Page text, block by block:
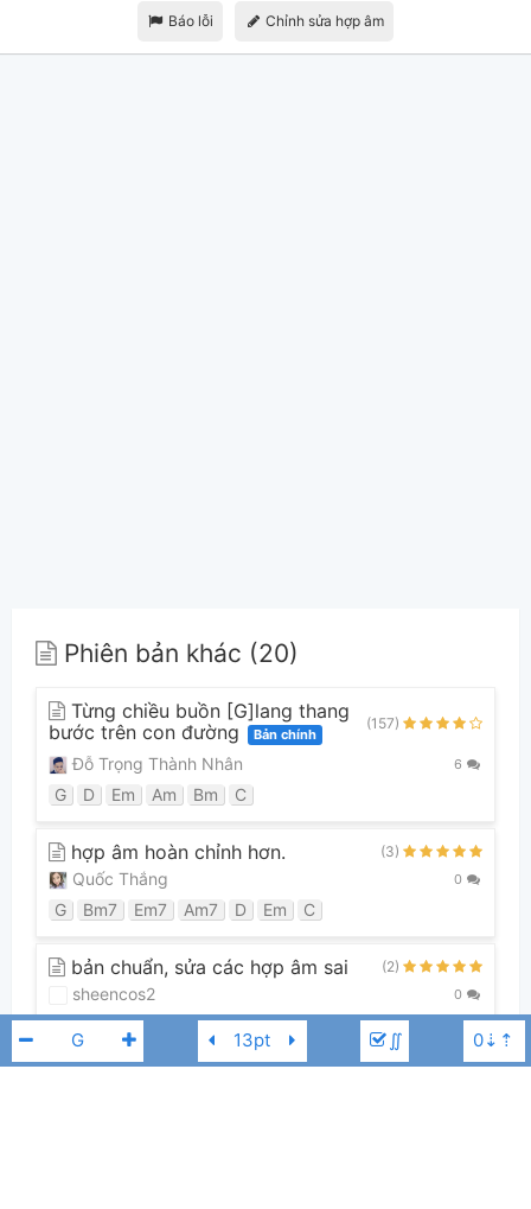
∬
Báo lỗi Chỉnh sửa hợp âm
Phiên bản khác (20)
Từng chiều buồn [G]lang thang
bước trên con đường
Bản chính
(157)
Đỗ Trọng Thành Nhân 6
G D Em Am Bm C
hợp âm hoàn chỉnh hơn. (3)
Quốc Thắng 0
G Bm7 Em7 Am7 D Em C
bản chuẩn, sửa các hợp âm sai (2)
sheencos2 0
G Bm Em D Am